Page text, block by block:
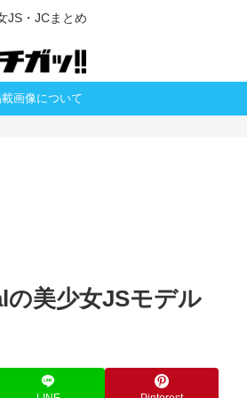
JS・JCまとめ
画像について
の美少女JSモデル